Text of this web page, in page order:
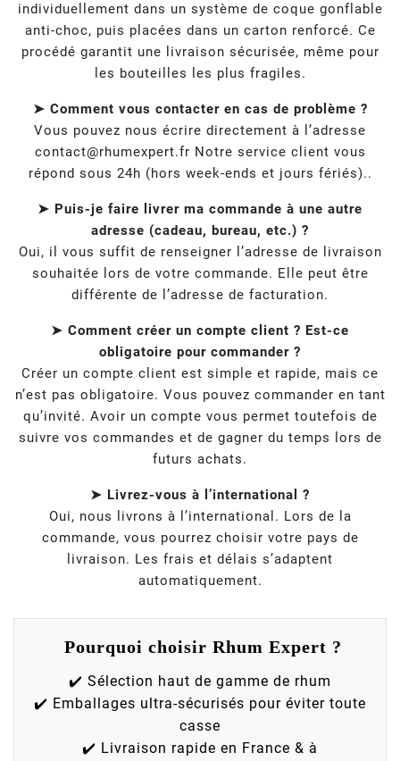
individuellement dans un système de coque gonflable
anti-choc, puis placées dans un carton renforcé. Ce
procédé garantit une livraison sécurisée, même pour
les bouteilles les plus fragiles.
➤ Comment vous contacter en cas de problème ?
Vous pouvez nous écrire directement à l’adresse
contact@rhumexpert.fr Notre service client vous
répond sous 24h (hors week-ends et jours fériés)..
➤ Puis-je faire livrer ma commande à une autre
adresse (cadeau, bureau, etc.) ?
Oui, il vous suffit de renseigner l’adresse de livraison
souhaitée lors de votre commande. Elle peut être
différente de l’adresse de facturation.
➤ Comment créer un compte client ? Est-ce
obligatoire pour commander ?
Créer un compte client est simple et rapide, mais ce
n’est pas obligatoire. Vous pouvez commander en tant
qu’invité. Avoir un compte vous permet toutefois de
suivre vos commandes et de gagner du temps lors de
futurs achats.
➤ Livrez-vous à l’international ?
Oui, nous livrons à l’international. Lors de la
commande, vous pourrez choisir votre pays de
livraison. Les frais et délais s’adaptent
automatiquement.
Pourquoi choisir Rhum Expert ?
✔️ Sélection haut de gamme de rhum
✔️ Emballages ultra-sécurisés pour éviter toute
casse
✔️ Livraison rapide en France & à